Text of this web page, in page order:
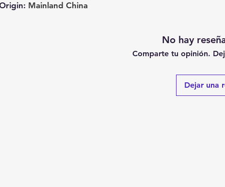
: Mainland China
No hay
Comparte tu opinión.
Dejar una